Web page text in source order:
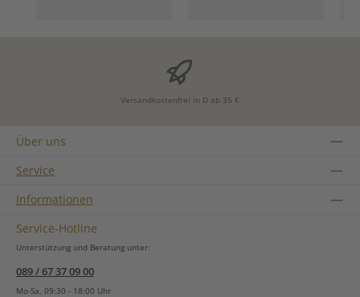
Versandkostenfrei in D ab 35 €
Über uns
Service
Informationen
Service-Hotline
Unterstützung und Beratung unter:
089 / 67 37 09 00
Mo-Sa, 09:30 - 18:00 Uhr